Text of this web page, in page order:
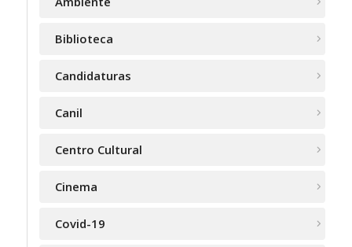
Biblioteca
Candidaturas
Canil
Centro Cultural
Cinema
Covid-19